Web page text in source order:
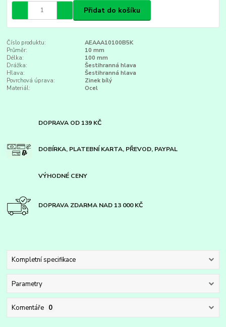
Přidat do košíku
Číslo produktu:
AEAAA10100B5K
Průměr:
10 mm
Délka:
100 mm
Drážka:
Šestihranná hlava
Hlava:
Šestihranná hlava
Povrchová úprava:
Zinek bílý
Materiál:
Ocel
DOPRAVA OD 139 KČ
DOBÍRKA, PLATEBNÍ KARTA, PŘEVOD, PAYPAL
VÝHODNÉ CENY
DOPRAVA ZDARMA NAD 13 000 KČ
Kompletní specifikace
Parametry
Komentáře 0